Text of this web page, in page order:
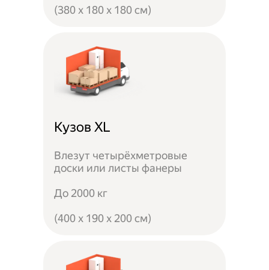
(380 x 180 x 180 см)
Кузов XL
Влезут четырёхметровые
доски или листы фанеры
До 2000 кг
(400 x 190 x 200 см)